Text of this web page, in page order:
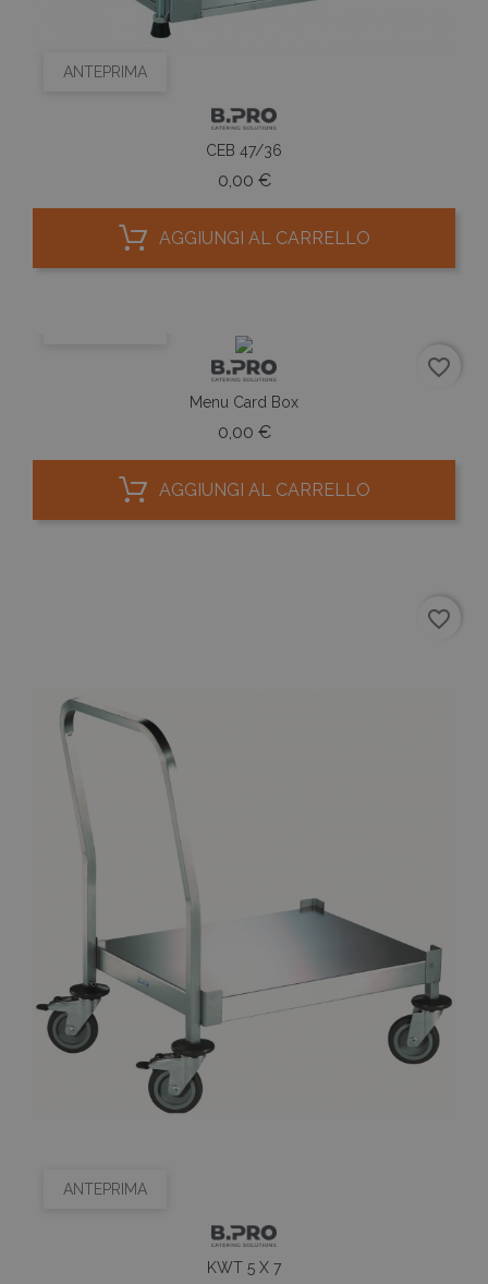
ANTEPRIMA
CEB 47/36
0,00 €Prezzo
AGGIUNGI AL CARRELLO
Menu Card Box
0,00 €Prezzo
AGGIUNGI AL CARRELLO
favorite_border
ANTEPRIMA
KWT 5 X 7
favorite_border